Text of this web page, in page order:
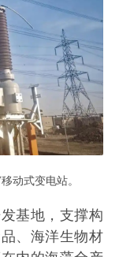
动式变电站。
基地，支撑构
、海洋生物材